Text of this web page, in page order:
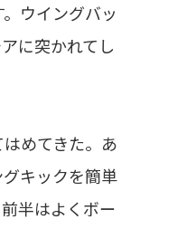
ウイングバッ
に突かれてし
めてきた。あ
キックを簡単
半はよくボー